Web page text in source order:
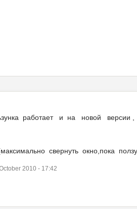
работает и на новой
свернуть окно,пока
2010 - 17:42